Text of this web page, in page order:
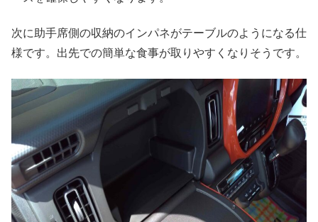
次に助手席側の収納のインパネがテーブルのようになる仕
様です。出先での簡単な食事が取りやすくなりそうです。